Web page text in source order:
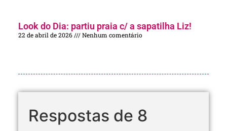
Look do Dia: partiu praia c/ a sapatilha Liz!
22 de abril de 2026 Nenhum comentário
Respostas de 8